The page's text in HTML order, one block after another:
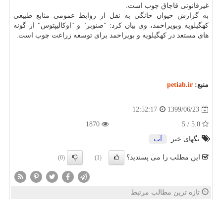
غیرقانونی قاچاق چوب است.
به گزارش حیوان خانگی به نقل از روابط عمومی منابع طبیعی
کهگیلویه وبویراحمد، وی بیان کرد: "صنوبر" و "اوکالیپتوس" از گونه
های مستعد در کهگیلویه و بویراحمد برای توسعه زراعت چوب است.
منبع: petiab.ir
1399/06/23
12:52:17
تگهای خبر:
آب
این مطلب را می پسندید؟ (1)
(0)
تازه ترین مطالب مرتبط